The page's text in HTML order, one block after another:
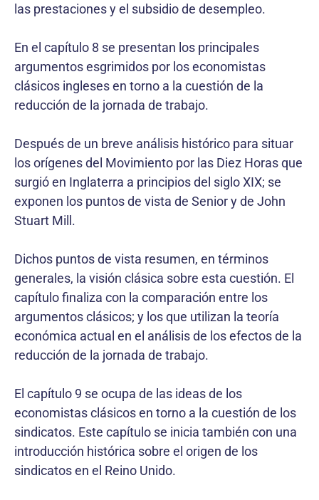
las prestaciones y el subsidio de desempleo.
En el capítulo 8 se presentan los principales
argumentos esgrimidos por los economistas
clásicos ingleses en torno a la cuestión de la
reducción de la jornada de trabajo.
Después de un breve análisis histórico para situar
los orígenes del Movimiento por las Diez Horas que
surgió en Inglaterra a principios del siglo XIX; se
exponen los puntos de vista de Senior y de John
Stuart Mill.
Dichos puntos de vista resumen, en términos
generales, la visión clásica sobre esta cuestión. El
capítulo finaliza con la comparación entre los
argumentos clásicos; y los que utilizan la teoría
económica actual en el análisis de los efectos de la
reducción de la jornada de trabajo.
El capítulo 9 se ocupa de las ideas de los
economistas clásicos en torno a la cuestión de los
sindicatos. Este capítulo se inicia también con una
introducción histórica sobre el origen de los
sindicatos en el Reino Unido.